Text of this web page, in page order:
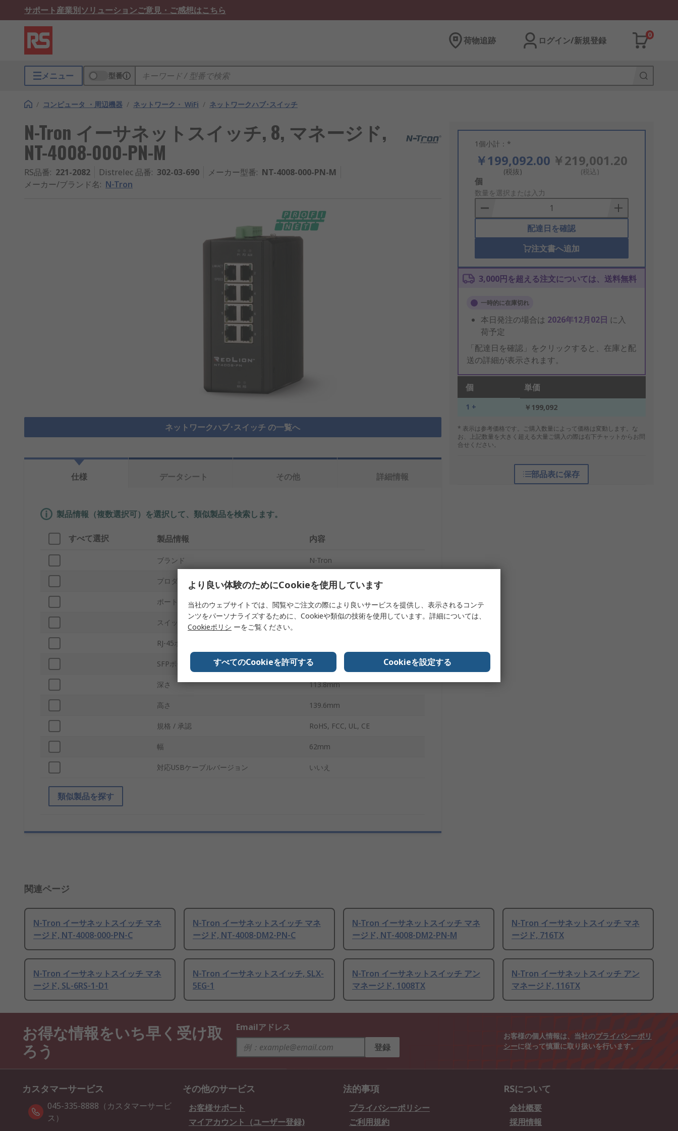
サポート産業別ソリューションご意見・ご感想はこちら
荷物追跡 ログイン/新規登録
0
メニュー 型番
/ コンピュータ ・周辺機器 / ネットワーク・ WiFi / ネットワークハブ･スイッチ
N-Tron イーサネットスイッチ, 8, マネージド,
NT-4008-000-PN-M
RS品番: 221-2082 Distrelec 品番: 302-03-690 メーカー型番: NT-4008-000-PN-M
メーカー/ブランド名: N-Tron
ネットワークハブ･スイッチ の一覧へ
1個小計：*
￥199,092.00
(税抜)
￥219,001.20
(税込)
Add
to
Basket
個
数量を選択または入力
配達日を確認
注文書へ追加
3,000円を超える注文については、送料無料
一時的に在庫切れ
本日発注の場合は 2026年12月02日 に入
荷予定
「配達日を確認」をクリックすると、在庫と配
送の詳細が表示されます。
個 単価
1 + ￥199,092
* 表示は参考価格です。ご購入数量によって価格は変動します。な
お、上記数量を大きく超える大量ご購入の際は右下チャットからお問
合せください。
部品表に保存
仕様 データシート その他 詳細情報
製品情報（複数選択可）を選択して、類似製品を検索します。
すべて選択 製品情報 内容
ブランド N-Tron
プロダクトタイプ イーサネットスイッチ
ポート数 8
スイッチタイプ マネージド
RJ-45ポート数
SFPポート数 2
深さ 113.8mm
高さ 139.6mm
規格 / 承認 RoHS, FCC, UL, CE
幅 62mm
対応USBケーブルバージョン いいえ
類似製品を探す
関連ページ
N-Tron イーサネットスイッチ マネ
ージド, NT-4008-000-PN-C
N-Tron イーサネットスイッチ マネ
ージド, NT-4008-DM2-PN-C
N-Tron イーサネットスイッチ マネ
ージド, NT-4008-DM2-PN-M
N-Tron イーサネットスイッチ マネ
ージド, 716TX
N-Tron イーサネットスイッチ マネ
ージド, SL-6RS-1-D1
N-Tron イーサネットスイッチ, SLX-
5EG-1
N-Tron イーサネットスイッチ アン
マネージド, 1008TX
N-Tron イーサネットスイッチ アン
マネージド, 116TX
お得な情報をいち早く受け取
ろう
Emailアドレス
登録
お客様の個人情報は、当社のプライバシーポリ
シーに従って慎重に取り扱いを行います。
カスタマーサービス
045-335-8888（カスタマーサービ
ス）
その他のサービス
お客様サポート
マイアカウント（ユーザー登録)
法的事項
プライバシーポリシー
ご利用規約
RSについて
会社概要
採用情報
より良い体験のためにCookieを使用しています
当社のウェブサイトでは、閲覧やご注文の際により良いサービスを提供し、表示されるコンテ
ンツをパーソナライズするために、Cookieや類似の技術を使用しています。詳細については、
Cookieポリシ ーをご覧ください。
すべてのCookieを許可する Cookieを設定する